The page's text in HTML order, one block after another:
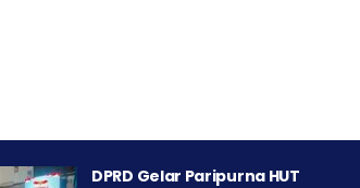
DPRD Gelar Paripurna HUT